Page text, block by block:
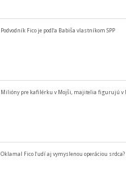
Podvodník Fico je podľa Babiša vlastníkom SPP
Milióny pre kafilérku v Mojši, majitelia figurujú v
Oklamal Fico ľudí aj vymyslenou operáciou